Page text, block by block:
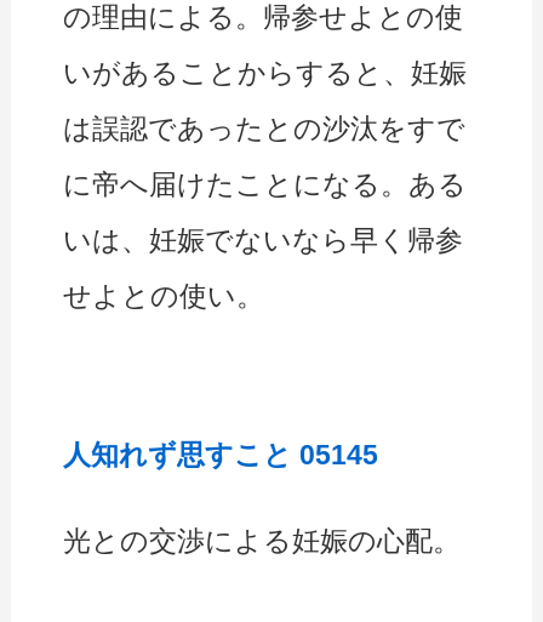
の理由による。帰参せよとの使
いがあることからすると、妊娠
は誤認であったとの沙汰をすで
に帝へ届けたことになる。ある
いは、妊娠でないなら早く帰参
せよとの使い。
人知れず思すこと 05145
光との交渉による妊娠の心配。